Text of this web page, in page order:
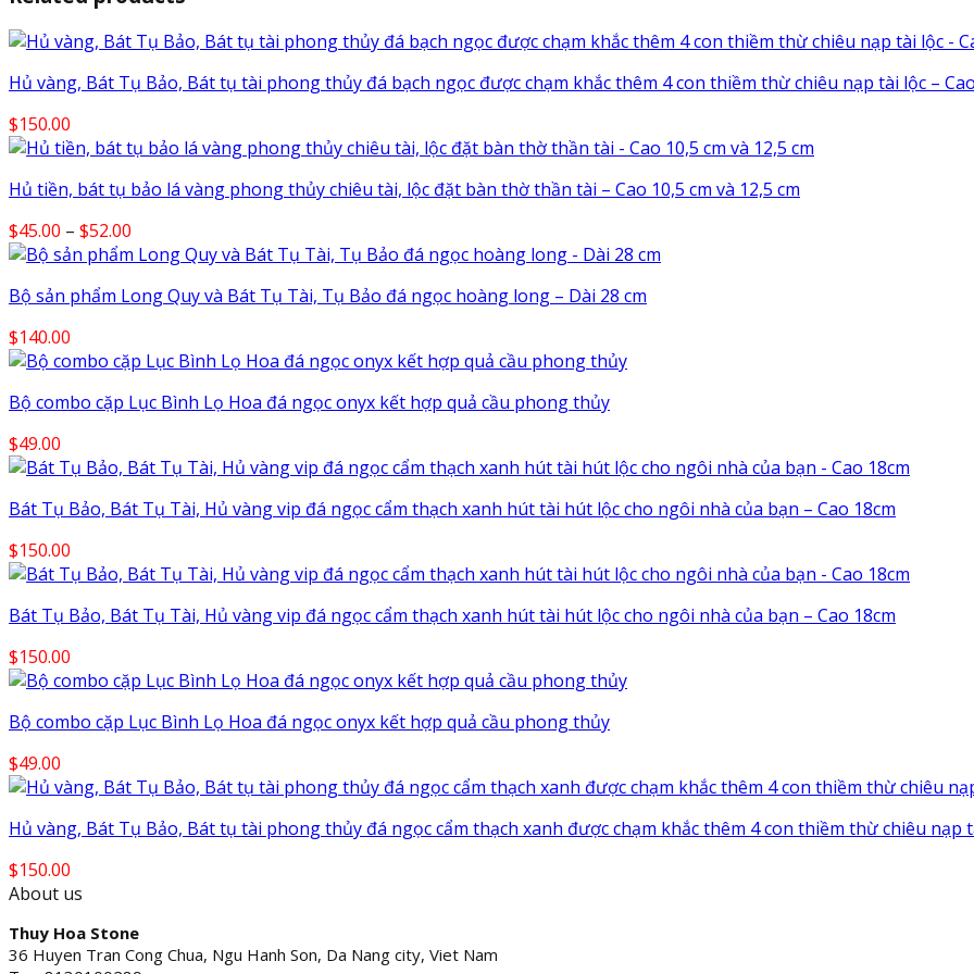
Hủ vàng, Bát Tụ Bảo, Bát tụ tài phong thủy đá bạch ngọc được chạm khắc thêm 4 con thiềm thừ chiêu nạp tài lộc –
$150.00
Hủ tiền, bát tụ bảo lá vàng phong thủy chiêu tài, lộc đặt bàn thờ thần tài – Cao 10,5 cm và 12,5 cm
$45.00 – $52.00
range:
through
Bộ sản phẩm Long Quy và Bát Tụ Tài, Tụ Bảo đá ngọc hoàng long – Dài 28 cm
$140.00
Bộ combo cặp Lục Bình Lọ Hoa đá ngọc onyx kết hợp quả cầu phong thủy
$49.00
Bát Tụ Bảo, Bát Tụ Tài, Hủ vàng vip đá ngọc cẩm thạch xanh hút tài hút lộc cho ngôi nhà của bạn – Cao 18cm
$150.00
Bát Tụ Bảo, Bát Tụ Tài, Hủ vàng vip đá ngọc cẩm thạch xanh hút tài hút lộc cho ngôi nhà của bạn – Cao 18cm
$150.00
Bộ combo cặp Lục Bình Lọ Hoa đá ngọc onyx kết hợp quả cầu phong thủy
$49.00
Hủ vàng, Bát Tụ Bảo, Bát tụ tài phong thủy đá ngọc cẩm thạch xanh được chạm khắc thêm 4 con thiềm thừ chiêu nạp
$150.00
About us
Thuy Hoa Stone
36 Huyen Tran Cong Chua, Ngu Hanh Son, Da Nang city, Viet Nam